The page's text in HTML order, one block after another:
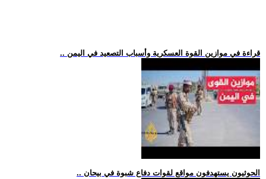
.. قراءة في موازين القوة العسكرية وأسباب التصعيد في اليمن
.. الحوثيون يستهدفون مواقع لقوات دفاع شبوة في بيحان